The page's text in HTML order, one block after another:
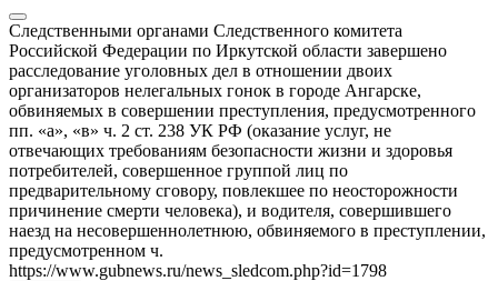
Следственными органами Следственного комитета
Российской Федерации по Иркутской области завершено
расследование уголовных дел в отношении двоих
организаторов нелегальных гонок в городе Ангарске,
обвиняемых в совершении преступления, предусмотренного
пп. «а», «в» ч. 2 ст. 238 УК РФ (оказание услуг, не
отвечающих требованиям безопасности жизни и здоровья
потребителей, совершенное группой лиц по
предварительному сговору, повлекшее по неосторожности
причинение смерти человека), и водителя, совершившего
наезд на несовершеннолетнюю, обвиняемого в преступлении,
предусмотренном ч.
https://www.gubnews.ru/news_sledcom.php?id=1798